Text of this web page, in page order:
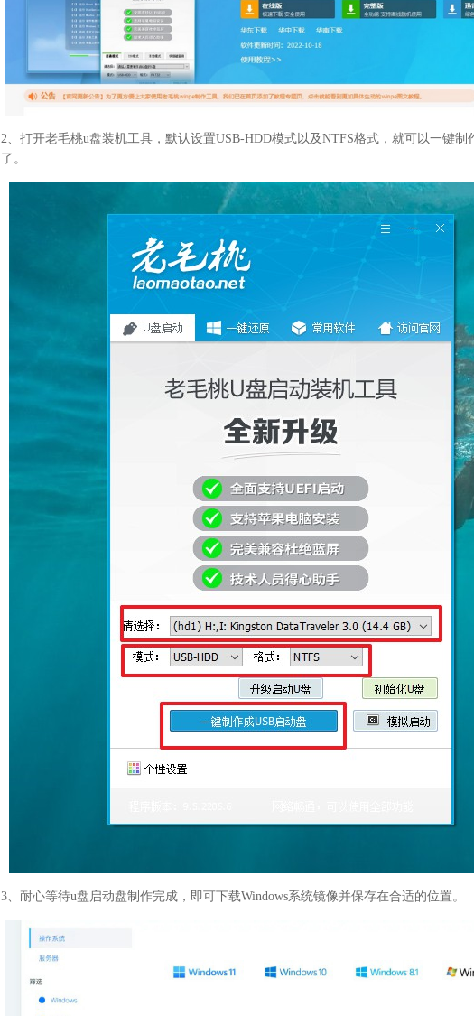
2、打开老毛桃u盘装机工具，默认设置USB-HDD模式以及NTFS格式，就可以一键制
了。
3、耐心等待u盘启动盘制作完成，即可下载Windows系统镜像并保存在合适的位置。